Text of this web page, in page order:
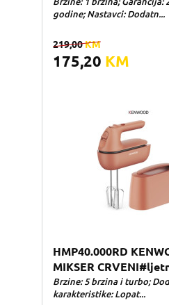
godine; Nastavci: Dodatn...
175,20 KM
219,00KM
HMP40.000RD
MIKSER
Brzine: 5 brzina i turbo;
karakteristike: Lopat...